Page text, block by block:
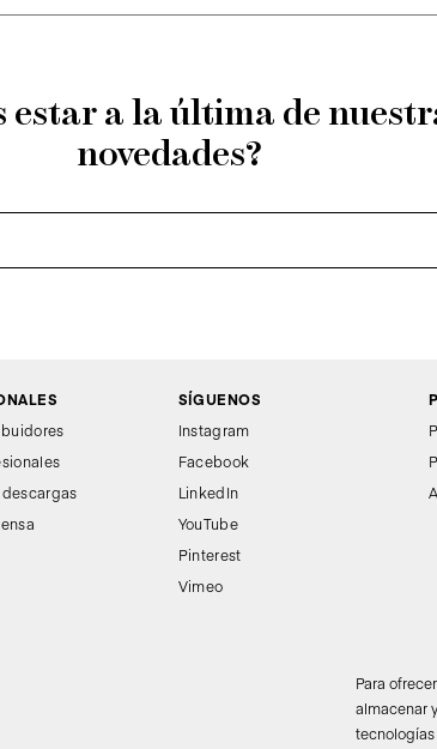
Para
almacenar
estar a la última de
novedades?
SÍGUENOS
Instagram
Facebook
LinkedIn
YouTube
Pinterest
Vimeo